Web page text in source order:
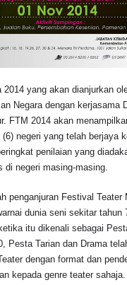
2014 yang akan dianjurkan
Negara dengan kerjasama
FTM 2014 akan
negeri yang telah berjaya
penilaian yang
di negeri masing-masing.
penganjuran Festival Teater
dunia seni sekitar tahun
itu dikenali sebagai
Pesta Tarian dan Drama
dengan format dan
kepada genre teater